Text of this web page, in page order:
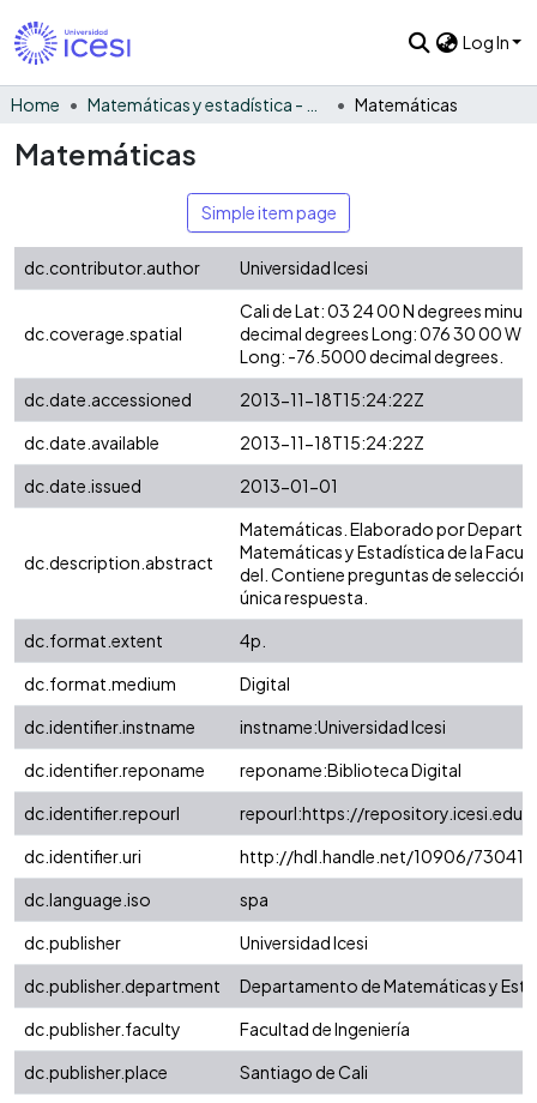
Log In
Home Matemáticas
Matemáticas
Simple item page
dc.contributor.author Universidad Icesi
dc.coverage.spatial
Cali de Lat: 03 24 00 N degrees
decimal degrees Long: 076 30 00 W
Long: -76.5000 decimal degrees.
dc.date.accessioned
2013-11-18T15:24:22Z
dc.date.available
2013-11-18T15:24:22Z
dc.date.issued
2013-01-01
dc.description.abstract
Matemáticas. Elaborado por
Matemáticas y Estadística de la
del. Contiene preguntas de selección
única respuesta.
dc.format.extent
4p.
dc.format.medium
Digital
dc.identifier.instname
instname:Universidad Icesi
dc.identifier.reponame
reponame:Biblioteca Digital
dc.identifier.repourl
repourl:https://
dc.identifier.uri
http://hdl.handle.net/10906/73041
dc.language.iso
spa
dc.publisher
Universidad Icesi
dc.publisher.department
Departamento de Matemáticas y
dc.publisher.faculty
Facultad de Ingeniería
dc.publisher.place
Santiago de Cali